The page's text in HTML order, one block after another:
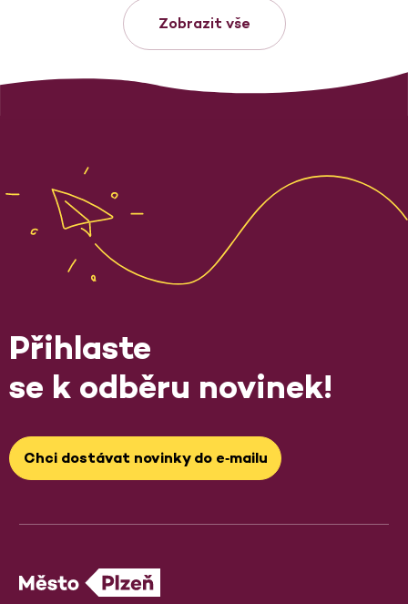
Zobrazit vše
Přihlaste
se k odběru novinek!
Chci dostávat novinky do e‑mailu